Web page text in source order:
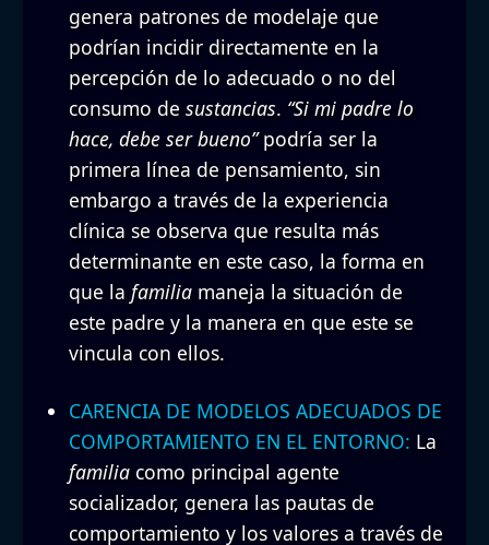
genera patrones de modelaje que
podrían incidir directamente en la
percepción de lo adecuado o no del
consumo de sustancias. “Si mi padre lo
hace, debe ser bueno”podría ser la
primera línea de pensamiento, sin
embargo a través de la experiencia
clínica se observa que resulta más
determinante en este caso, la forma en
que la familia maneja la situación de
este padre y la manera en que este se
vincula con ellos.
CARENCIA DE MODELOS ADECUADOS DE
COMPORTAMIENTO EN EL ENTORNO: La
familia como principal agente
socializador, genera las pautas de
comportamiento y los valores a través de